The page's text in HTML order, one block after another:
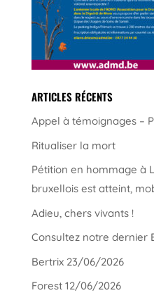
ARTICLES RÉCENTS
Appel à témoignages –
Ritualiser la mort
Pétition en hommage à
bruxellois est atteint,
Adieu, chers vivants !
Consultez notre dernier
Bertrix 23/06/2026
Forest 12/06/2026